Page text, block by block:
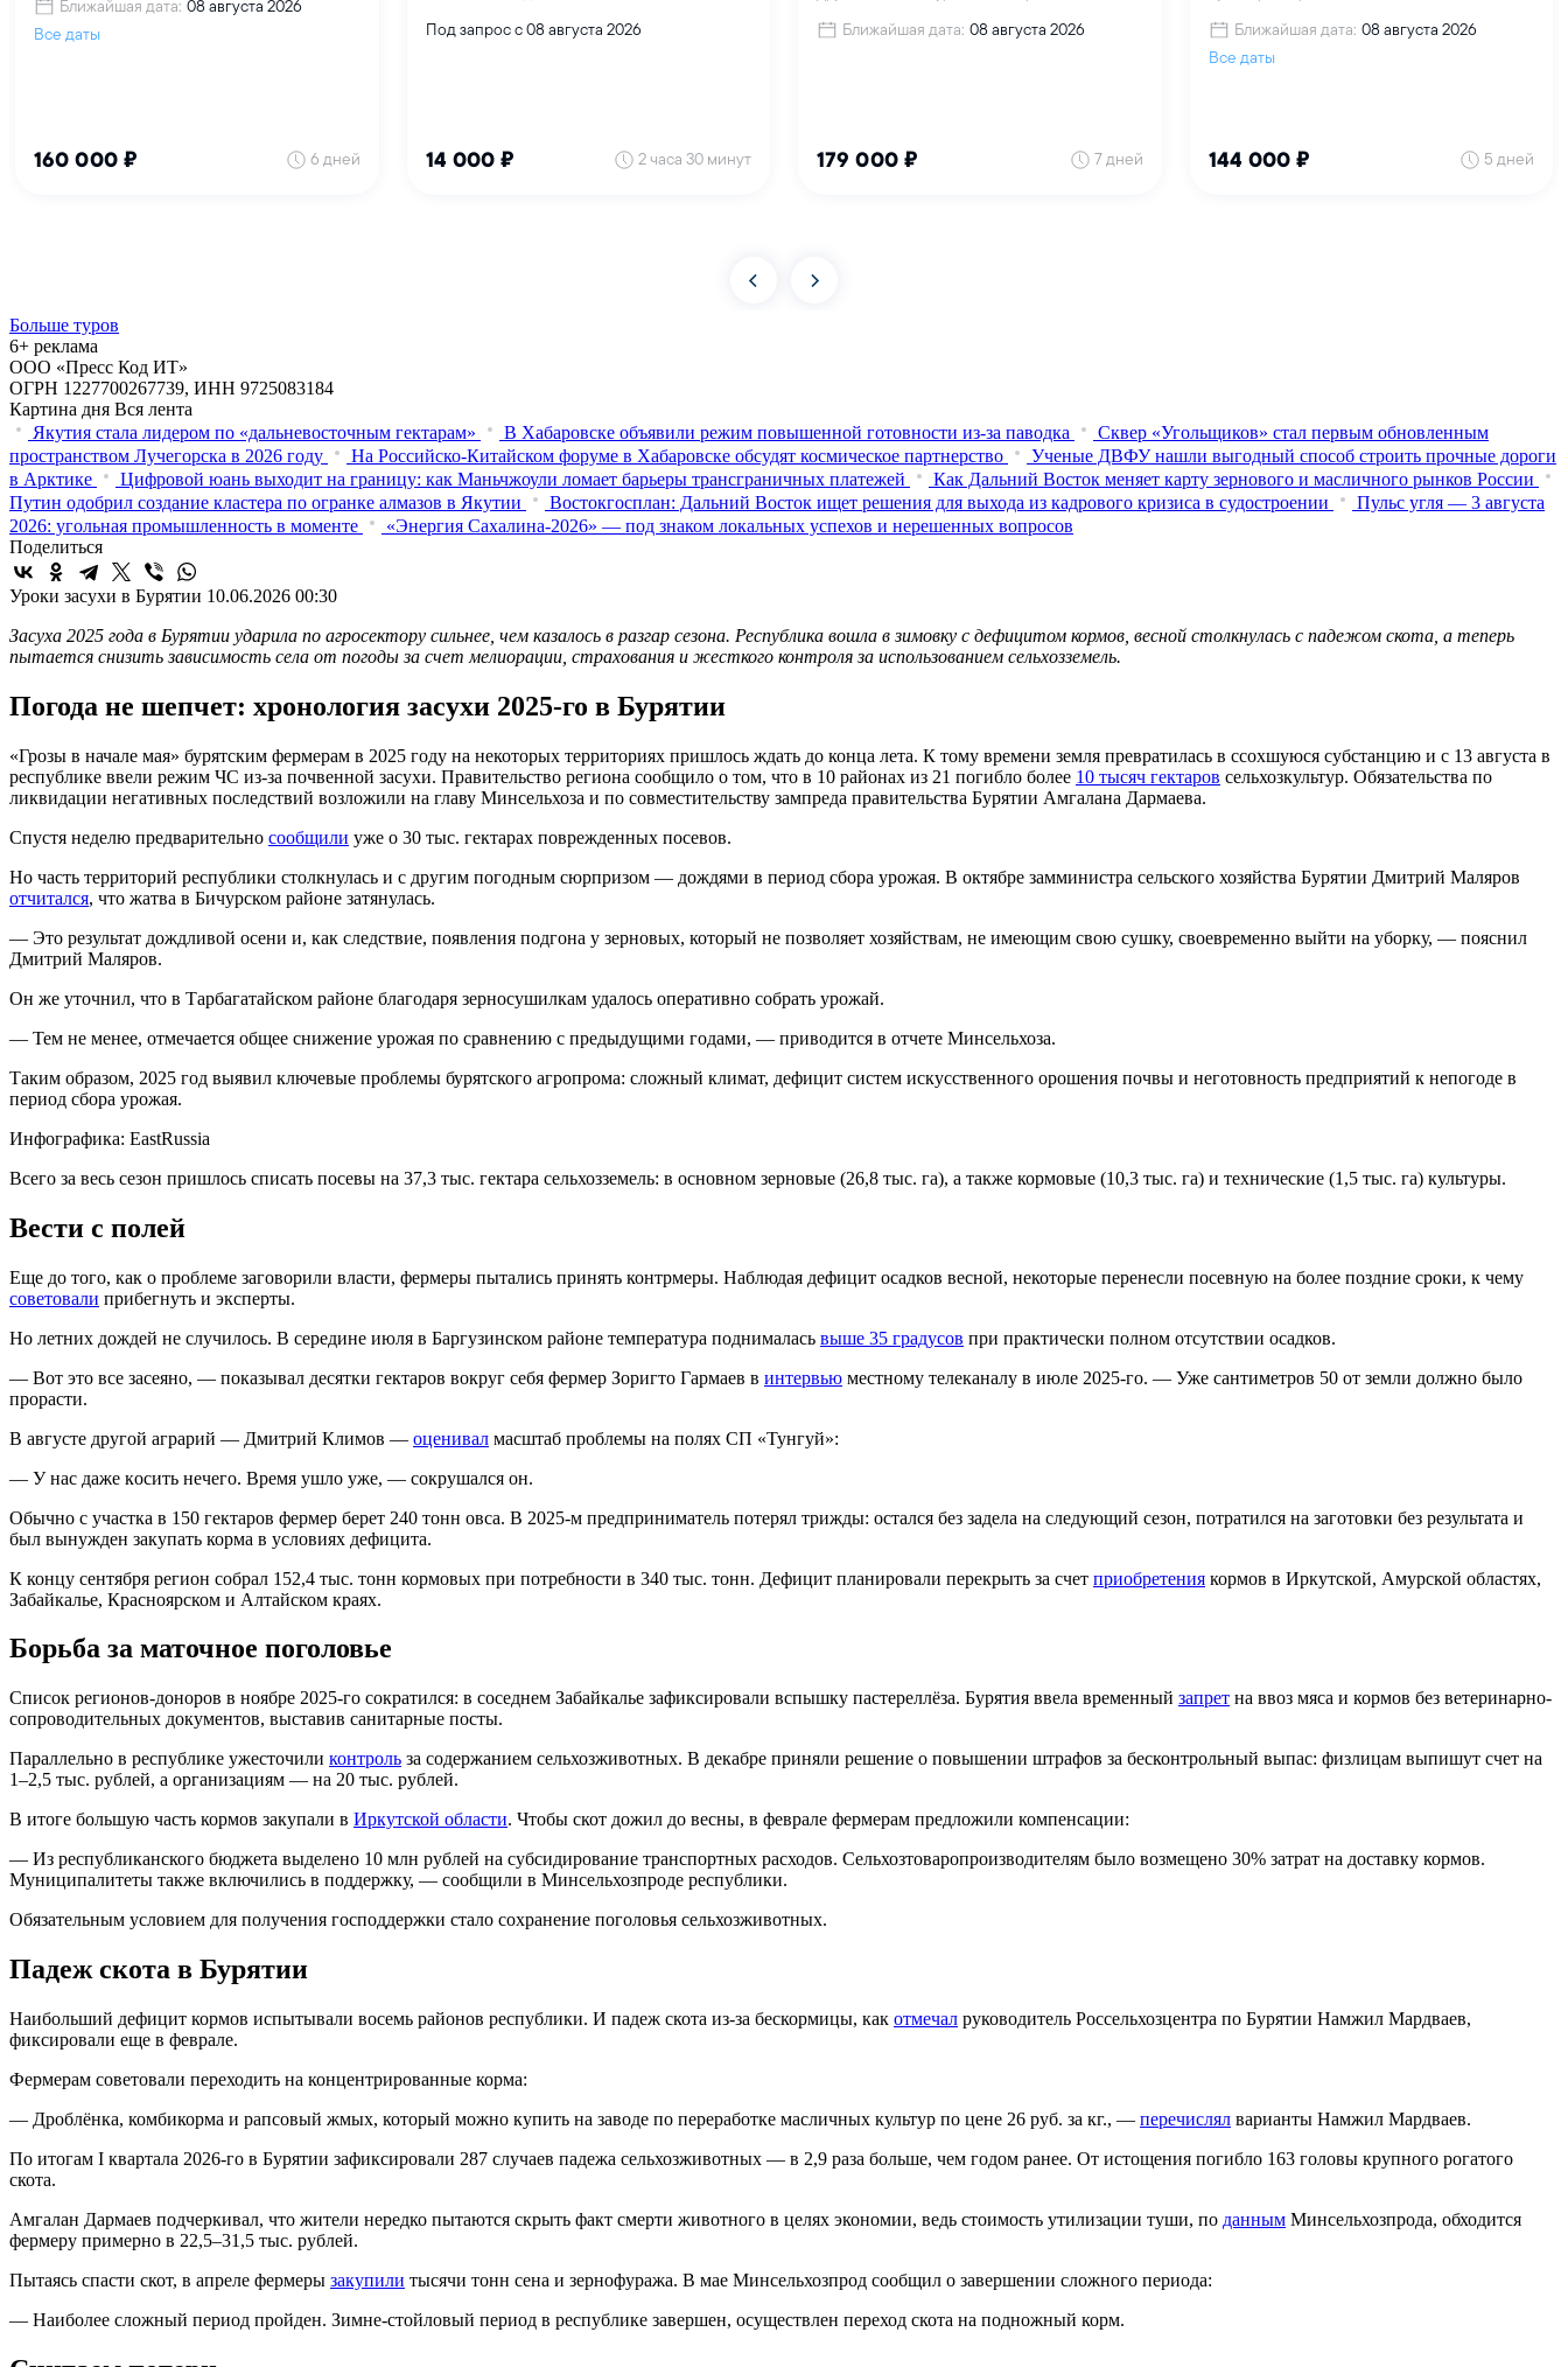
Больше туров
6+ реклама
ООО «Пресс Код ИТ»
ОГРН 1227700267739, ИНН 9725083184
Картина дня Вся лента
Якутия стала лидером по «дальневосточным гектарам»
В Хабаровске объявили режим повышенной готовности из‑за паводка
Сквер «Угольщиков» стал первым обновленным
пространством Лучегорска в 2026 году
На Российско-Китайском форуме в Хабаровске обсудят космическое партнерство
Ученые ДВФУ нашли выгодный способ строить прочные дороги
в Арктике
Цифровой юань выходит на границу: как Маньчжоули ломает барьеры трансграничных платежей
Как Дальний Восток меняет карту зернового и масличного рынков России
Путин одобрил создание кластера по огранке алмазов в Якутии
Востокгосплан: Дальний Восток ищет решения для выхода из кадрового кризиса в судостроении
Пульс угля — 3 августа
2026: угольная промышленность в моменте
«Энергия Сахалина-2026» — под знаком локальных успехов и нерешенных вопросов
Поделиться
Уроки засухи в Бурятии 10.06.2026 00:30
Засуха 2025 года в Бурятии ударила по агросектору сильнее, чем казалось в разгар сезона. Республика вошла в зимовку с дефицитом кормов, весной столкнулась с падежом скота, а теперь
пытается снизить зависимость села от погоды за счет мелиорации, страхования и жесткого контроля за использованием сельхозземель.
Погода не шепчет: хронология засухи 2025-го в Бурятии
«Грозы в начале мая» бурятским фермерам в 2025 году на некоторых территориях пришлось ждать до конца лета. К тому времени земля превратилась в ссохшуюся субстанцию и с 13 августа в
республике ввели режим ЧС из-за почвенной засухи. Правительство региона сообщило о том, что в 10 районах из 21 погибло более 10 тысяч гектаров сельхозкультур. Обязательства по
ликвидации негативных последствий возложили на главу Минсельхоза и по совместительству зампреда правительства Бурятии Амгалана Дармаева.
Спустя неделю предварительно сообщили уже о 30 тыс. гектарах поврежденных посевов.
Но часть территорий республики столкнулась и с другим погодным сюрпризом — дождями в период сбора урожая. В октябре замминистра сельского хозяйства Бурятии Дмитрий Маляров
отчитался, что жатва в Бичурском районе затянулась.
— Это результат дождливой осени и, как следствие, появления подгона у зерновых, который не позволяет хозяйствам, не имеющим свою сушку, своевременно выйти на уборку, — пояснил
Дмитрий Маляров.
Он же уточнил, что в Тарбагатайском районе благодаря зерносушилкам удалось оперативно собрать урожай.
— Тем не менее, отмечается общее снижение урожая по сравнению с предыдущими годами, — приводится в отчете Минсельхоза.
Таким образом, 2025 год выявил ключевые проблемы бурятского агропрома: сложный климат, дефицит систем искусственного орошения почвы и неготовность предприятий к непогоде в
период сбора урожая.
Инфографика: EastRussia
Всего за весь сезон пришлось списать посевы на 37,3 тыс. гектара сельхозземель: в основном зерновые (26,8 тыс. га), а также кормовые (10,3 тыс. га) и технические (1,5 тыс. га) культуры.
Вести с полей
Еще до того, как о проблеме заговорили власти, фермеры пытались принять контрмеры. Наблюдая дефицит осадков весной, некоторые перенесли посевную на более поздние сроки, к чему
советовали прибегнуть и эксперты.
Но летних дождей не случилось. В середине июля в Баргузинском районе температура поднималась выше 35 градусов при практически полном отсутствии осадков.
— Вот это все засеяно, — показывал десятки гектаров вокруг себя фермер Зоригто Гармаев в интервью местному телеканалу в июле 2025-го. — Уже сантиметров 50 от земли должно было
прорасти.
В августе другой аграрий — Дмитрий Климов — оценивал масштаб проблемы на полях СП «Тунгуй»:
— У нac дaжe кocить нeчeгo. Bpeмя yшлo yжe, — сокрушался он.
Обычно с участка в 150 гектаров фермер берет 240 тонн овса. В 2025-м предприниматель потерял трижды: остался без задела на следующий сезон, потратился на заготовки без результата и
был вынужден закупать корма в условиях дефицита.
К концу сентября регион собрал 152,4 тыс. тонн кормовых при потребности в 340 тыс. тонн. Дефицит планировали перекрыть за счет приобретения кормов в Иркутской, Амурской областях,
Забайкалье, Красноярском и Алтайском краях.
Борьба за маточное поголовье
Список регионов-доноров в ноябре 2025-го сократился: в соседнем Забайкалье зафиксировали вспышку пастереллёза. Бурятия ввела временный запрет на ввоз мяса и кормов без ветеринарно-
сопроводительных документов, выставив санитарные посты.
Параллельно в республике ужесточили контроль за содержанием сельхозживотных. В декабре приняли решение о повышении штрафов за бесконтрольный выпас: физлицам выпишут счет на
1–2,5 тыс. рублей, а организациям — на 20 тыс. рублей.
В итоге большую часть кормов закупали в Иркутской области. Чтобы скот дожил до весны, в феврале фермерам предложили компенсации:
— Из республиканского бюджета выделено 10 млн рублей на субсидирование транспортных расходов. Сельхозтоваропроизводителям было возмещено 30% затрат на доставку кормов.
Муниципалитеты также включились в поддержку, — сообщили в Минсельхозпроде республики.
Обязательным условием для получения господдержки стало сохранение поголовья сельхозживотных.
Падеж скота в Бурятии
Наибольший дефицит кормов испытывали восемь районов республики. И падеж скота из-за бескормицы, как отмечал руководитель Россельхозцентра по Бурятии Намжил Мардваев,
фиксировали еще в феврале.
Фермерам советовали переходить на концентрированные корма:
— Дроблёнка, комбикорма и рапсовый жмых, который можно купить на заводе по переработке масличных культур по цене 26 руб. за кг., — перечислял варианты Намжил Мардваев.
По итогам I квартала 2026-го в Бурятии зафиксировали 287 случаев падежа сельхозживотных — в 2,9 раза больше, чем годом ранее. От истощения погибло 163 головы крупного рогатого
скота.
Амгалан Дармаев подчеркивал, что жители нередко пытаются скрыть факт смерти животного в целях экономии, ведь стоимость утилизации туши, по данным Минсельхозпрода, обходится
фермеру примерно в 22,5–31,5 тыс. рублей.
Пытаясь спасти скот, в апреле фермеры закупили тысячи тонн сена и зернофуража. В мае Минсельхозпрод сообщил о завершении сложного периода:
— Наиболее сложный период пройден. Зимне-стойловый период в республике завершен, осуществлен переход скота на подножный корм.